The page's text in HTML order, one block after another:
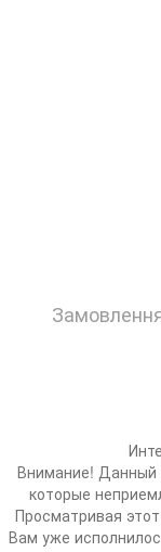
Внимание! Данный
которые
Просматривая
Вам уже